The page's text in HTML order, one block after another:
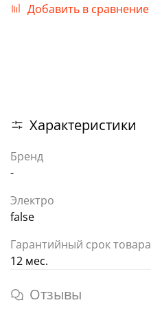
Добавить в сравнение
Характеристики
Бренд
-
Электро
false
Гарантийный срок товара
12 мес.
Отзывы